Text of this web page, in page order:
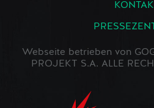
Webseite betrieben von
PROJEKT S.A. ALLE